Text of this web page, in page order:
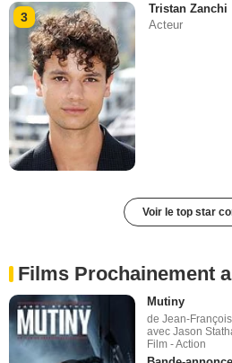
3
Tristan Zanchi
Acteur
Voir le top star
Films Prochainement
Mutiny
de Jean-
avec Jason
Film - Action